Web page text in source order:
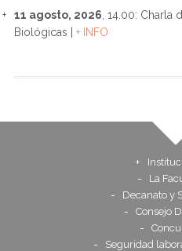
11 agosto, 2026 , 14.00: Charla
Biológicas | + INFO
La
Decanato y
Consejo
Seguridad